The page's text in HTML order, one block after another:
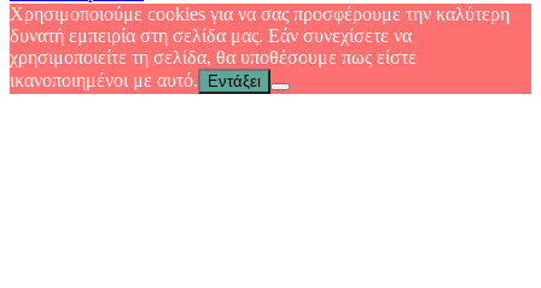
Χρησιμοποιούμε cookies για να σας προσφέρουμε την καλύτερη
δυνατή εμπειρία στη σελίδα μας. Εάν συνεχίσετε να
χρησιμοποιείτε τη σελίδα, θα υποθέσουμε πως είστε
ικανοποιημένοι με αυτό.
Εντάξει